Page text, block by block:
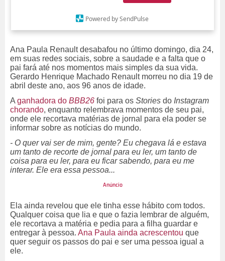
Powered by SendPulse
Ana Paula Renault desabafou no último domingo, dia 24,
em suas redes sociais, sobre a saudade e a falta que o
pai fará até nos momentos mais simples da sua vida.
Gerardo Henrique Machado Renault morreu no dia 19 de
abril deste ano, aos 96 anos de idade.
A ganhadora do BBB26 foi para os Stories do Instagram
chorando, enquanto relembrava momentos de seu pai,
onde ele recortava matérias de jornal para ela poder se
informar sobre as notícias do mundo.
- O quer vai ser de mim, gente? Eu chegava lá e estava
um tanto de recorte de jornal para eu ler, um tanto de
coisa para eu ler, para eu ficar sabendo, para eu me
interar. Ele era essa pessoa...
Ela ainda revelou que ele tinha esse hábito com todos.
Qualquer coisa que lia e que o fazia lembrar de alguém,
ele recortava a matéria e pedia para a filha guardar e
entregar à pessoa. Ana Paula ainda acrescentou que
quer seguir os passos do pai e ser uma pessoa igual a
ele.